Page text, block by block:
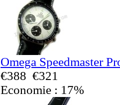
Omega Speedmaster
€388 €321
Economie : 17%